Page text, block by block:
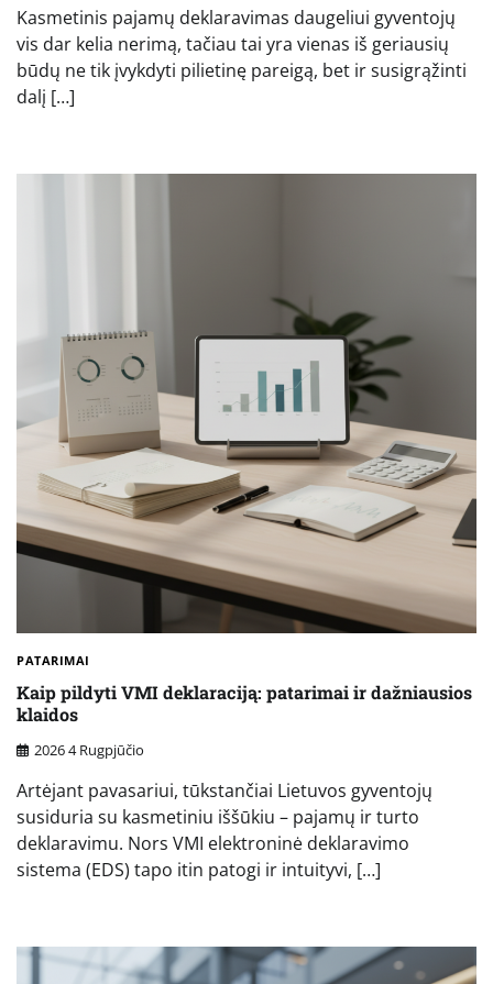
Kasmetinis pajamų deklaravimas daugeliui gyventojų
vis dar kelia nerimą, tačiau tai yra vienas iš geriausių
būdų ne tik įvykdyti pilietinę pareigą, bet ir susigrąžinti
dalį […]
PATARIMAI
Kaip pildyti VMI deklaraciją: patarimai ir dažniausios
klaidos
2026 4 Rugpjūčio
Artėjant pavasariui, tūkstančiai Lietuvos gyventojų
susiduria su kasmetiniu iššūkiu – pajamų ir turto
deklaravimu. Nors VMI elektroninė deklaravimo
sistema (EDS) tapo itin patogi ir intuityvi, […]